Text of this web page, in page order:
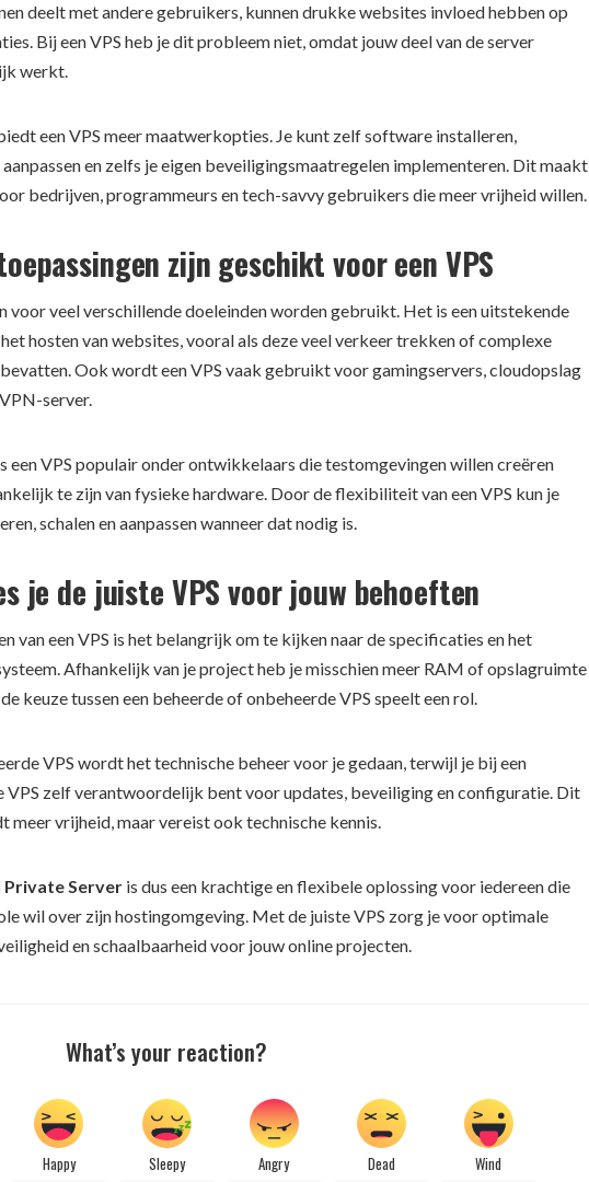
deelt met andere gebruikers, kunnen drukke websites invloed hebben op
Bij een VPS heb je dit probleem niet, omdat jouw deel van de server
werkt.
een VPS meer maatwerkopties. Je kunt zelf software installeren,
en zelfs je eigen beveiligingsmaatregelen implementeren. Dit maakt
bedrijven, programmeurs en tech-savvy gebruikers die meer vrijheid willen.
zijn geschikt voor een VPS
voor veel verschillende doeleinden worden gebruikt. Het is een uitstekende
hosten van websites, vooral als deze veel verkeer trekken of complexe
Ook wordt een VPS vaak gebruikt voor gamingservers, cloudopslag
server.
een VPS populair onder ontwikkelaars die testomgevingen willen creëren
te zijn van fysieke hardware. Door de flexibiliteit van een VPS kun je
schalen en aanpassen wanneer dat nodig is.
je de juiste VPS voor jouw behoeften
van een VPS is het belangrijk om te kijken naar de specificaties en het
Afhankelijk van je project heb je misschien meer RAM of opslagruimte
keuze tussen een beheerde of onbeheerde VPS speelt een rol.
VPS wordt het technische beheer voor je gedaan, terwijl je bij een
VPS zelf verantwoordelijk bent voor updates, beveiliging en configuratie. Dit
meer vrijheid, maar vereist ook technische kennis.
Server is dus een krachtige en flexibele oplossing voor iedereen die
wil over zijn hostingomgeving. Met de juiste VPS zorg je voor optimale
en schaalbaarheid voor jouw online projecten.
What’s your reaction?
Happy Sleepy Angry Dead Wind